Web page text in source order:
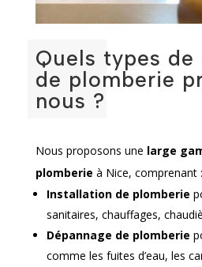
Quels types de
de plomberie
nous ?
Nous proposons une large
plomberie à Nice, comprenant :
Installation de plomberie
sanitaires, chauffages,
Dépannage de plomberie
comme les fuites d’eau, les